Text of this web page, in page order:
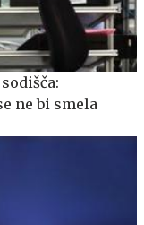
ne bi smela